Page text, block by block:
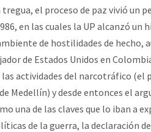
el proceso de paz vivió un
en las cuales la UP alcanzó
de hostilidades de hecho,
de Estados Unidos en
actividades del narcotráfico (el
Medellín) y desde entonces el
una de las claves que lo iban a
de la guerra, la declaración